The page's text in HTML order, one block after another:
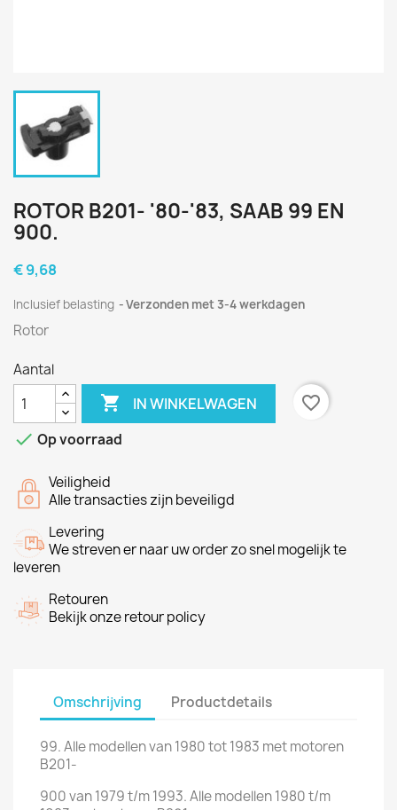
ROTOR B201- '80-'83, SAAB 99 EN
900.
€ 9,68
Inclusief belasting Verzonden met 3-4 werkdagen
Rotor
Aantal
 IN WINKELWAGEN
favorite_border
 Op voorraad
Veiligheid
Alle transacties zijn beveiligd
Levering
We streven er naar uw order zo snel mogelijk te
leveren
Retouren
Bekijk onze retour policy
Omschrijving Productdetails
99. Alle modellen van 1980 tot 1983 met motoren
B201-
900 van 1979 t/m 1993. Alle modellen 1980 t/m